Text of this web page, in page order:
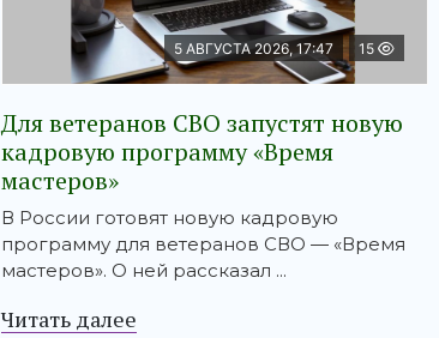
5 АВГУСТА 2026, 17:47 15
Для ветеранов СВО запустят новую
кадровую программу «Время
мастеров»
В России готовят новую кадровую
программу для ветеранов СВО — «Время
мастеров». О ней рассказал ...
Читать далее